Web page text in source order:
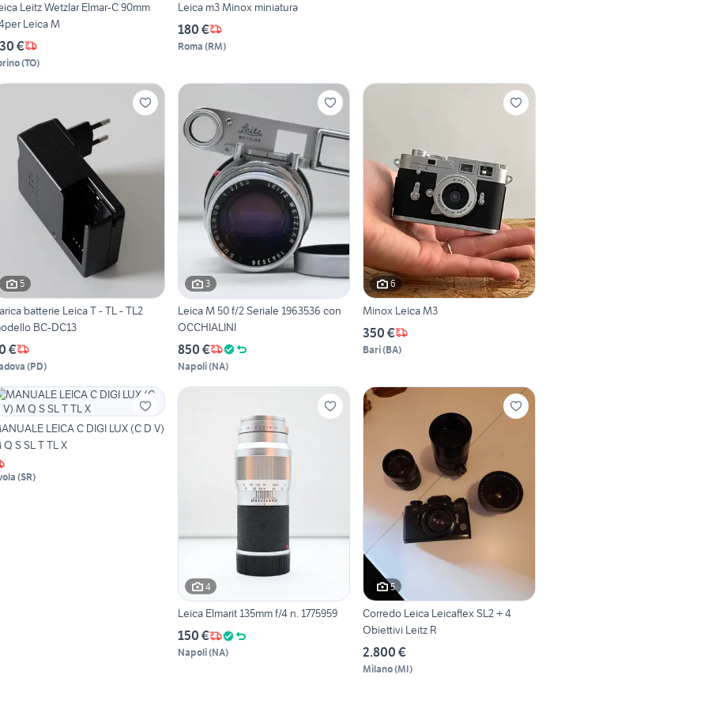
Leitz Wetzlar Elmar-C 90mm
Leica M
€
(TO)
Leica m3 Minox miniatura
180 €
Roma (RM)
5
batterie Leica T - TL - TL2
BC-DC13
€
(PD)
3
Leica M 50 f/2 Seriale 1963536 con
OCCHIALINI
850 €
Napoli(NA)
6
Minox Leica M3
350 €
Bari(BA)
LEICA C DIGI LUX (C D V)
Q S SL T TL X
(SR)
4
Leica Elmarit 135mm f/4 n. 1775959
150 €
Napoli(NA)
5
Corredo Leica Leicaflex SL2 + 4
Obiettivi Leitz R
2.800 €
Milano(MI)